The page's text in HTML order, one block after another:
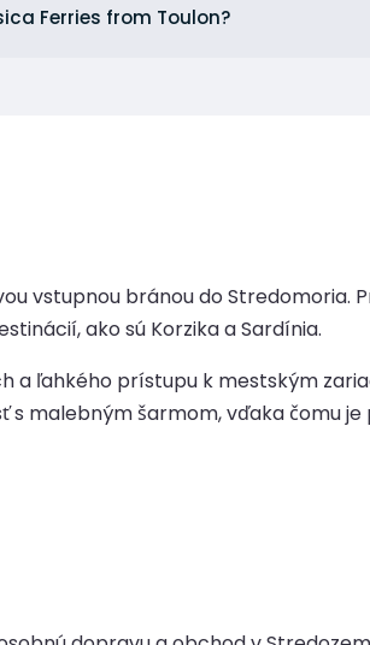
Ferries from Toulon?
vstupnou bránou do Stredomoria.
ako sú Korzika a Sardínia.
ľahkého prístupu k mestským
malebným šarmom, vďaka čomu